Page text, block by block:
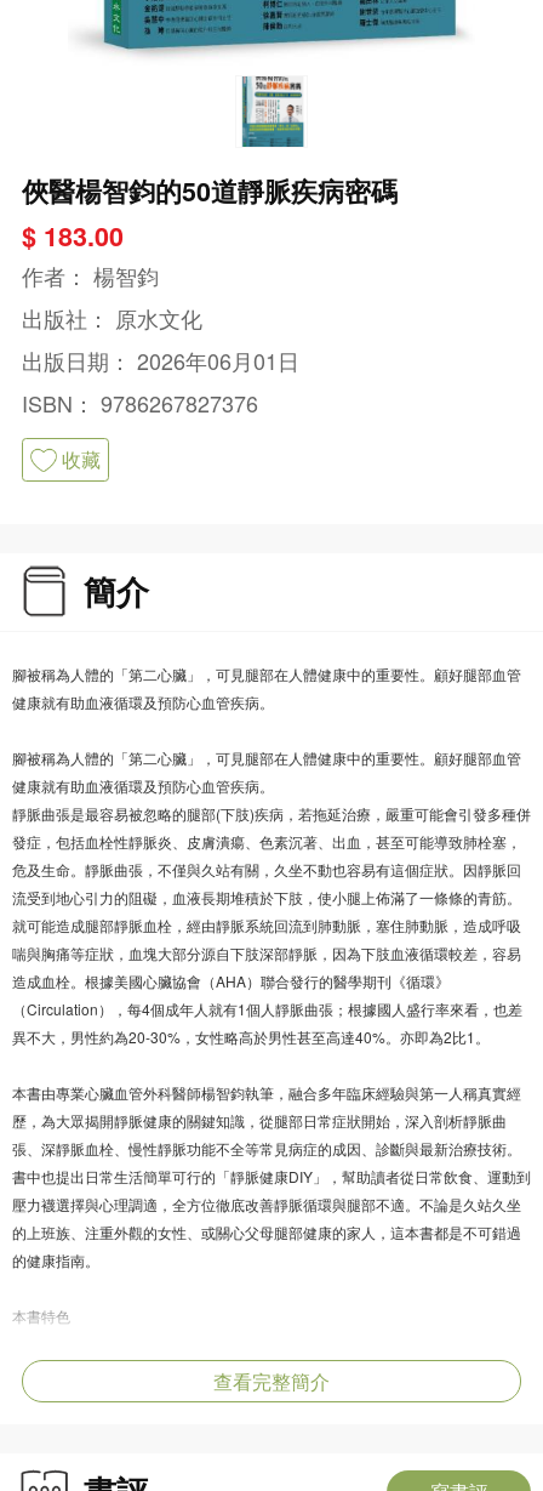
俠醫楊智鈞的50道靜脈疾病密碼
$ 183.00
作者： 楊智鈞
出版社： 原水文化
出版日期： 2026年06月01日
ISBN： 9786267827376
收藏
簡介
腳被稱為人體的「第二心臟」，可見腿部在人體健康中的重要性。顧好腿部血管
健康就有助血液循環及預防心血管疾病。
腳被稱為人體的「第二心臟」，可見腿部在人體健康中的重要性。顧好腿部血管
健康就有助血液循環及預防心血管疾病。
靜脈曲張是最容易被忽略的腿部(下肢)疾病，若拖延治療，嚴重可能會引發多種併
發症，包括血栓性靜脈炎、皮膚潰瘍、色素沉著、出血，甚至可能導致肺栓塞，
危及生命。靜脈曲張，不僅與久站有關，久坐不動也容易有這個症狀。因靜脈回
流受到地心引力的阻礙，血液長期堆積於下肢，使小腿上佈滿了一條條的青筋。
就可能造成腿部靜脈血栓，經由靜脈系統回流到肺動脈，塞住肺動脈，造成呼吸
喘與胸痛等症狀，血塊大部分源自下肢深部靜脈，因為下肢血液循環較差，容易
造成血栓。根據美國心臟協會（AHA）聯合發行的醫學期刊《循環》
（Circulation），每4個成年人就有1個人靜脈曲張；根據國人盛行率來看，也差
異不大，男性約為20-30%，女性略高於男性甚至高達40%。亦即為2比1。
本書由專業心臟血管外科醫師楊智鈞執筆，融合多年臨床經驗與第一人稱真實經
歷，為大眾揭開靜脈健康的關鍵知識，從腿部日常症狀開始，深入剖析靜脈曲
張、深靜脈血栓、慢性靜脈功能不全等常見病症的成因、診斷與最新治療技術。
書中也提出日常生活簡單可行的「靜脈健康DIY」，幫助讀者從日常飲食、運動到
壓力襪選擇與心理調適，全方位徹底改善靜脈循環與腿部不適。不論是久站久坐
的上班族、注重外觀的女性、或關心父母腿部健康的家人，這本書都是不可錯過
的健康指南。
本書特色
母親、病人與朋友的實例，讓複雜醫學變得貼近生活。
￭全書超過三分之一篇幅為「DIY實作指南」：包含自我檢測表、每日腿部保養計
與辨識靜脈疾病的警訊與嚴重程度。
查看完整簡介